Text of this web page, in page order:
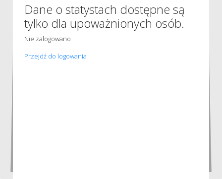
Dane o statystach dostępne są
tylko dla upoważnionych osób.
Nie zalogowano
Przejdź do logowania